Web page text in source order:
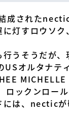
成された
灯すロウソ
行うそうだが
USオルタナテ
MICHELLE
ロックンロー
には、necticが